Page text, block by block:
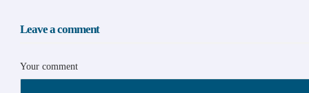
Leave a comment
Your comment